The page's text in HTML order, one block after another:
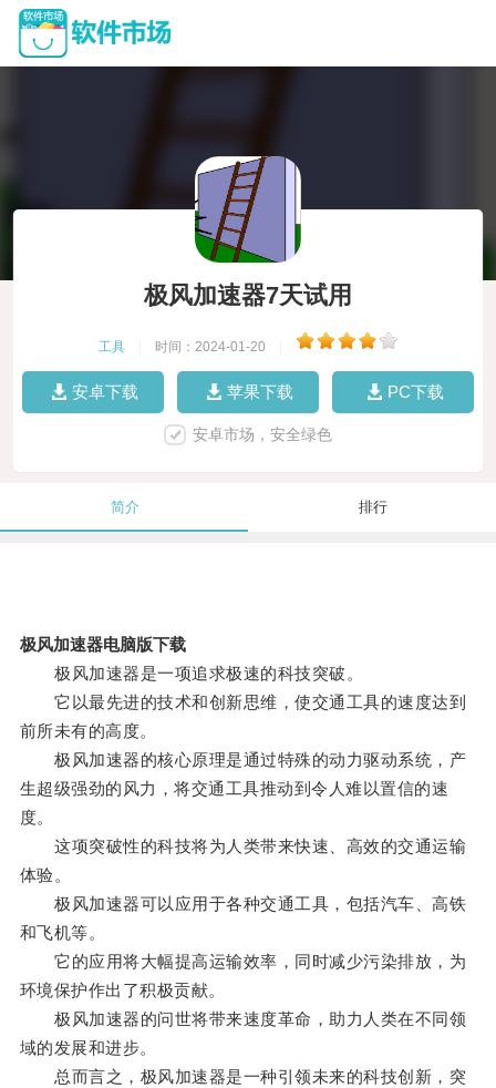
极风加速器7天试用
工具 时间：2024-01-20
安卓下载 苹果下载 PC下载
安卓市场，安全绿色
简介 排行
极风加速器电脑版下载
极风加速器是一项追求极速的科技突破。
它以最先进的技术和创新思维，使交通工具的速度达到
前所未有的高度。
极风加速器的核心原理是通过特殊的动力驱动系统，产
生超级强劲的风力，将交通工具推动到令人难以置信的速
度。
这项突破性的科技将为人类带来快速、高效的交通运输
体验。
极风加速器可以应用于各种交通工具，包括汽车、高铁
和飞机等。
它的应用将大幅提高运输效率，同时减少污染排放，为
环境保护作出了积极贡献。
极风加速器的问世将带来速度革命，助力人类在不同领
域的发展和进步。
总而言之，极风加速器是一种引领未来的科技创新，突